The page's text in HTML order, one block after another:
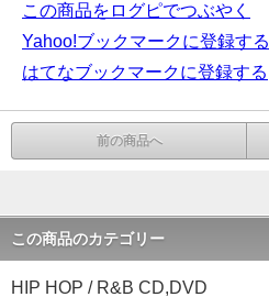
この商品をログピでつぶやく
Yahoo!ブックマークに登録する
はてなブックマークに登録する
前の商品へ
この商品のカテゴリー
HIP HOP / R&B CD,DVD